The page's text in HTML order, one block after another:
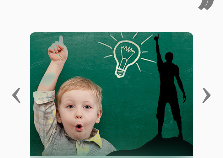
‹ ›